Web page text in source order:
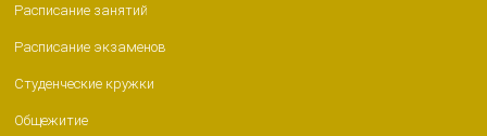
Расписание занятий
Расписание экзаменов
Студенческие кружки
Общежитие